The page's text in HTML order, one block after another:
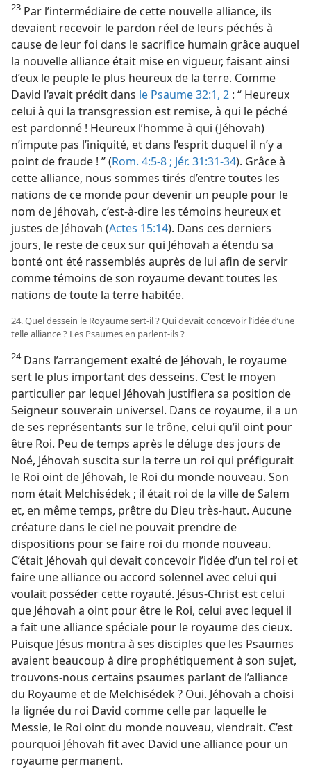
23 Par l’intermédiaire de cette nouvelle alliance, ils
devaient recevoir le pardon réel de leurs péchés à
cause de leur foi dans le sacrifice humain grâce auquel
la nouvelle alliance était mise en vigueur, faisant ainsi
d’eux le peuple le plus heureux de la terre. Comme
David l’avait prédit dans le Psaume 32:1, 2 : “ Heureux
celui à qui la transgression est remise, à qui le péché
est pardonné ! Heureux l’homme à qui (Jéhovah)
n’impute pas l’iniquité, et dans l’esprit duquel il n’y a
point de fraude ! ” (Rom. 4:5-8 ; Jér. 31:31-34). Grâce à
cette alliance, nous sommes tirés d’entre toutes les
nations de ce monde pour devenir un peuple pour le
nom de Jéhovah, c’est-à-dire les témoins heureux et
justes de Jéhovah (Actes 15:14). Dans ces derniers
jours, le reste de ceux sur qui Jéhovah a étendu sa
bonté ont été rassemblés auprès de lui afin de servir
comme témoins de son royaume devant toutes les
nations de toute la terre habitée.
24. Quel dessein le Royaume sert-​il ? Qui devait concevoir l’idée d’une
telle alliance ? Les Psaumes en parlent-​ils ?
24Dans l’arrangement exalté de Jéhovah, le royaume
sert le plus important des desseins. C’est le moyen
particulier par lequel Jéhovah justifiera sa position de
Seigneur souverain universel. Dans ce royaume, il a un
de ses représentants sur le trône, celui qu’il oint pour
être Roi. Peu de temps après le déluge des jours de
Noé, Jéhovah suscita sur la terre un roi qui préfigurait
le Roi oint de Jéhovah, le Roi du monde nouveau. Son
nom était Melchisédek ; il était roi de la ville de Salem
et, en même temps, prêtre du Dieu très-haut. Aucune
créature dans le ciel ne pouvait prendre de
dispositions pour se faire roi du monde nouveau.
C’était Jéhovah qui devait concevoir l’idée d’un tel roi et
faire une alliance ou accord solennel avec celui qui
voulait posséder cette royauté. Jésus-Christ est celui
que Jéhovah a oint pour être le Roi, celui avec lequel il
a fait une alliance spéciale pour le royaume des cieux.
Puisque Jésus montra à ses disciples que les Psaumes
avaient beaucoup à dire prophétiquement à son sujet,
trouvons-​nous certains psaumes parlant de l’alliance
du Royaume et de Melchisédek ? Oui. Jéhovah a choisi
la lignée du roi David comme celle par laquelle le
Messie, le Roi oint du monde nouveau, viendrait. C’est
pourquoi Jéhovah fit avec David une alliance pour un
royaume permanent.